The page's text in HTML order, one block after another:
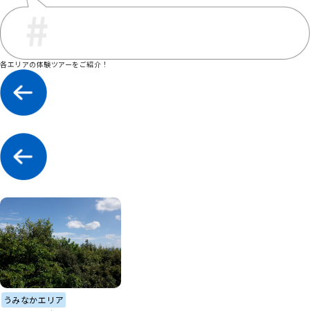
各エリアの体験ツアーをご紹介！
うみなかエリア